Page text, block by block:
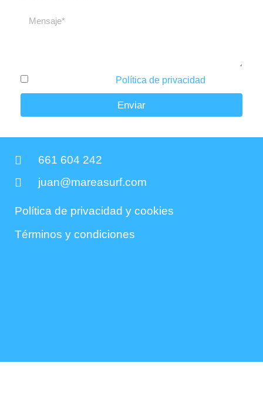
Política de privacidad
Enviar
661 604 242
juan@mareasurf.com
Política de privacidad y cookies
Términos y condiciones